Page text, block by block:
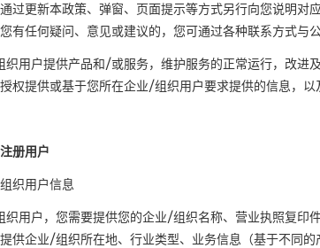
过更新本政策、弹窗、页面提示等方式另行向您说明对
有任何疑问、意见或建议的，您可通过各种联系方式与
织用户提供产品和/或服务，维护服务的正常运行，改进
权提供或基于您所在企业/组织用户要求提供的信息，以
册用户
组织用户信息
织用户，您需要提供您的企业/组织名称、营业执照复印
供企业/组织所在地、行业类型、业务信息（基于不同